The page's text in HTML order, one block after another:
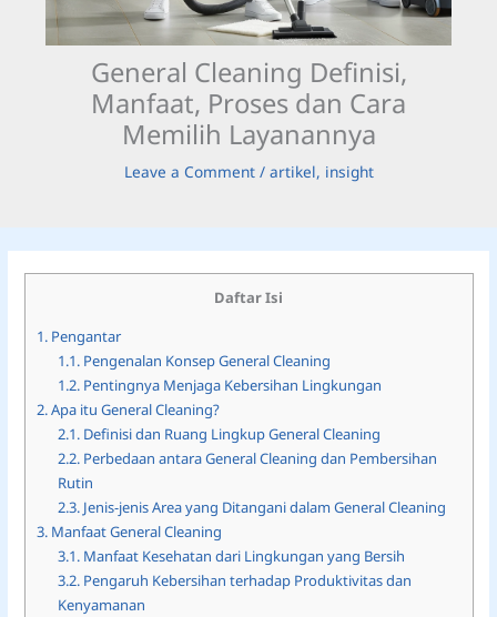
General Cleaning Definisi,
Manfaat, Proses dan Cara
Memilih Layanannya
Leave a Comment / artikel, insight
Daftar Isi
1.Pengantar
1.1.Pengenalan Konsep General Cleaning
1.2.Pentingnya Menjaga Kebersihan Lingkungan
2.Apa itu General Cleaning?
2.1.Definisi dan Ruang Lingkup General Cleaning
2.2.Perbedaan antara General Cleaning dan Pembersihan
Rutin
2.3.Jenis-jenis Area yang Ditangani dalam General Cleaning
3.Manfaat General Cleaning
3.1.Manfaat Kesehatan dari Lingkungan yang Bersih
3.2.Pengaruh Kebersihan terhadap Produktivitas dan
Kenyamanan